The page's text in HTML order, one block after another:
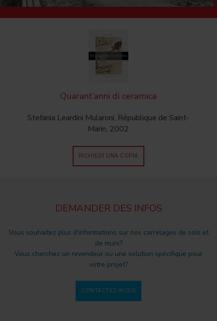
Quarant’anni di ceramica
Stefania Leardini Mularoni, République de Saint-
Marin, 2002
RICHIEDI UNA COPIA
DEMANDER DES INFOS
Vous souhaitez plus d'informations sur nos carrelages de sols et
de murs?
Vous cherchez un revendeur ou une solution spécifique pour
votre projet?
CONTACTEZ-NOUS